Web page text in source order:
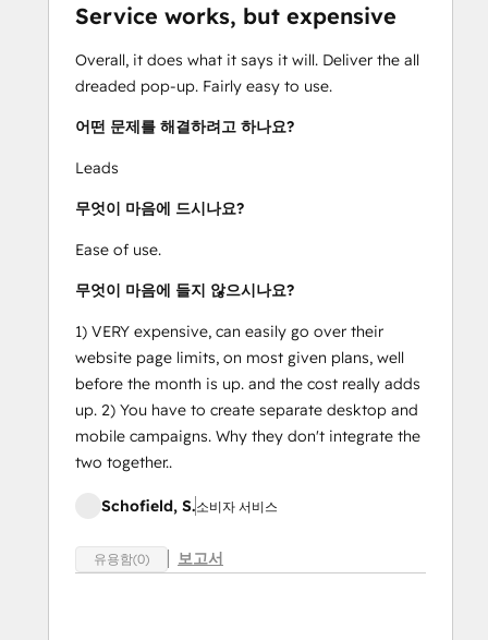
Service works, but expensive
Overall, it does what it says it will. Deliver the all
dreaded pop-up. Fairly easy to use.
어떤 문제를 해결하려고 하나요?
Leads
무엇이 마음에 드시나요?
Ease of use.
무엇이 마음에 들지 않으시나요?
1) VERY expensive, can easily go over their
website page limits, on most given plans, well
before the month is up. and the cost really adds
up. 2) You have to create separate desktop and
mobile campaigns. Why they don't integrate the
two together..
Schofield, S.소비자 서비스
유용함(0) 보고서